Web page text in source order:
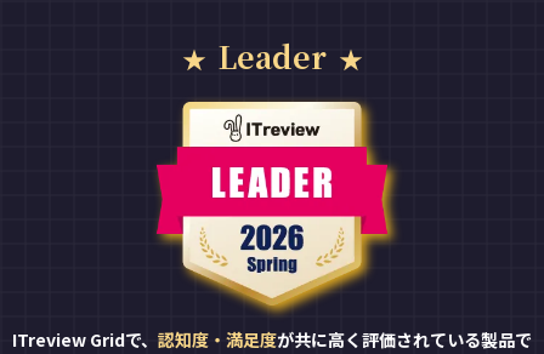
Leader
ITreview Gridで、 認知度・満足度が共に高く評価されている製品で